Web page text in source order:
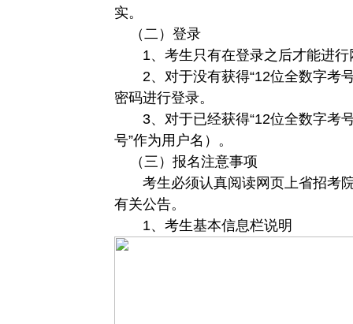
实。
（二）登录
1、考生只有在登录之后才能进行
2、对于没有获得“12位全数字考号
密码进行登录。
3、对于已经获得“12位全数字考号
号”作为用户名）。
（三）报名注意事项
考生必须认真阅读网页上省招考院
有关公告。
1、考生基本信息栏说明